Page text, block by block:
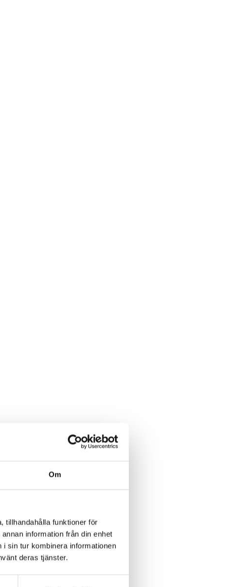
Om
tillhandahålla funktioner för
information från din enhet
sin tur kombinera informationen
deras tjänster.